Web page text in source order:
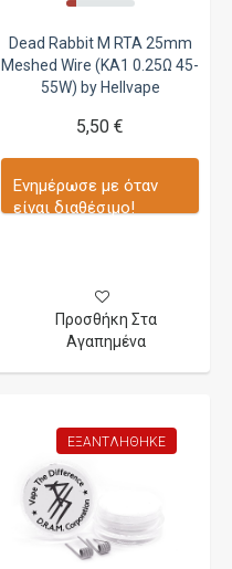
Dead Rabbit M RTA 25mm
Meshed Wire (KA1 0.25Ω 45-
55W) by Hellvape
5,50 €
Ενημέρωσε με όταν
είναι διαθέσιμο!
Προσθήκη Στα
Αγαπημένα
ΕΞΑΝΤΛΉΘΗΚΕ